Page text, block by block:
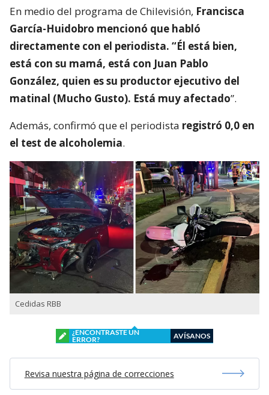
En medio del programa de Chilevisión, Francisca
García-Huidobro mencionó que habló
directamente con el periodista. “Él está bien,
está con su mamá, está con Juan Pablo
González, quien es su productor ejecutivo del
matinal (Mucho Gusto). Está muy afectado”.
Además, confirmó que el periodista registró 0,0 en
el test de alcoholemia.
Cedidas RBB
¿ENCONTRASTE UN
ERROR?
AVÍSANOS
Revisa nuestra página de correcciones